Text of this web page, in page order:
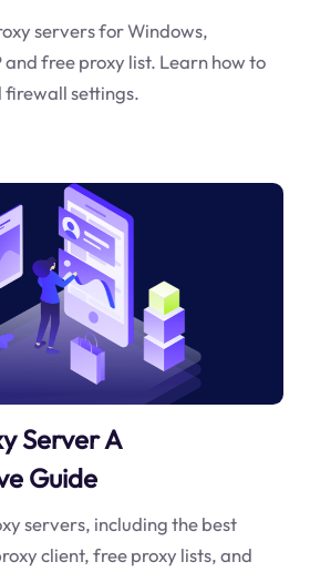
servers for Windows,
and free proxy list. Learn how to
firewall settings.
Server A
Guide
servers, including the best
client, free proxy lists, and